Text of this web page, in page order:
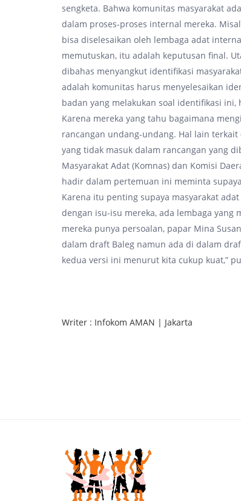
sengketa. Bahwa komunitas masyarakat
dalam proses-proses internal mereka.
bisa diselesaikan oleh lembaga adat
memutuskan, itu adalah keputusan final.
dibahas menyangkut identifikasi
adalah komunitas harus menyelesaikan
badan yang melakukan soal identifikasi
Karena mereka yang tahu bagaimana
rancangan undang-undang. Hal lain
yang tidak masuk dalam rancangan yang
Masyarakat Adat (Komnas) dan Komisi
hadir dalam pertemuan ini meminta
Karena itu penting supaya masyarakat
dengan isu-isu mereka, ada lembaga yang
mereka punya persoalan, papar Mina
dalam draft Baleg namun ada di dalam
kedua versi ini menurut kita cukup kuat,”
Writer : Infokom AMAN | Jakarta